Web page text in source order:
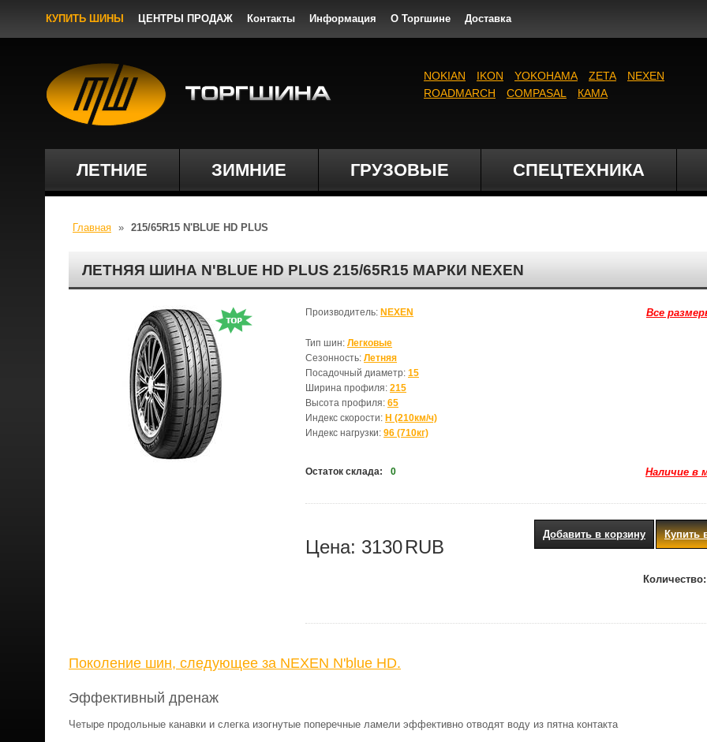
КУПИТЬ ШИНЫ ЦЕНТРЫ ПРОДАЖ Контакты Информация О Торгшине Доставка
ЛЕТНИЕ ЗИМНИЕ ГРУЗОВЫЕ СПЕЦТЕХНИКА
NOKIAN IKON YOKOHAMA ZETA
NEXEN
ROADMARCH
COMPASAL КАМА
Главная » 215/65R15 N'BLUE HD PLUS
ЛЕТНЯЯ ШИНА N'BLUE HD PLUS 215/65R15 МАРКИ NEXEN
Все
Производитель: NEXEN
Тип шин: Легковые
Сезонность: Летняя
Посадочный диаметр: 15
Ширина профиля: 215
Высота профиля: 65
Индекс скорости: H (210км/ч)
Индекс нагрузки: 96 (710кг)
Остаток склада: 0 Наличие в
Цена: 3130RUB
Купить
Добавить в корзину
Количество:
Поколение шин, следующее за NEXEN N'blue HD.
Эффективный дренаж
Четыре продольные канавки и слегка изогнутые поперечные ламели эффективно отводят воду из пятна контакта